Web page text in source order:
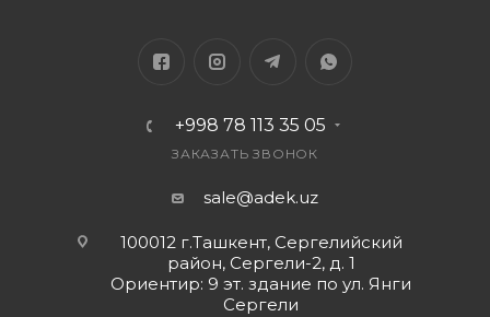
поврежденного дисплея на оригинальный или
брендовый дисплей для замены
Поддерживаемые модели:
iPhone 12 / 12 mini / 12 Pro / 12 Pro Max
iPhone 13 / 13 mini
iPhone 14 / 14 Plus
+998 78 113 35 05
ЗАКАЗАТЬ ЗВОНОК
sale@adek.uz
100012 г.Ташкент, Сергелийский
район, Сергели-2, д. 1
Ориентир: 9 эт. здание по ул. Янги
Сергели